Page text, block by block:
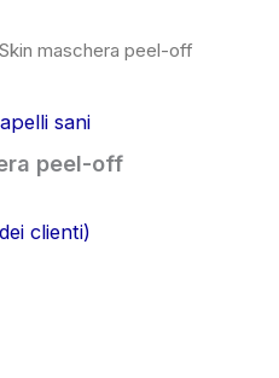
maschera peel-off
sani
peel-off
clienti)